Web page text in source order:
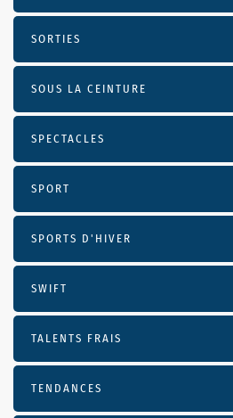
SORTIES
SOUS LA CEINTURE
SPECTACLES
SPORT
SPORTS D'HIVER
SWIFT
TALENTS FRAIS
TENDANCES